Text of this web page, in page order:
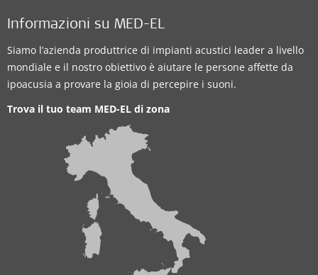
Informazioni su MED-EL
Siamo l’azienda produttrice di impianti acustici leader a livello
mondiale e il nostro obiettivo è aiutare le persone affette da
ipoacusia a provare la gioia di percepire i suoni.
Trova il tuo team MED-EL di zona